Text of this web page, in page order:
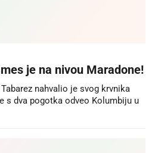
je na nivou Maradone!
Tabarez nahvalio je svog krvnika
s dva pogotka odveo Kolumbiju u